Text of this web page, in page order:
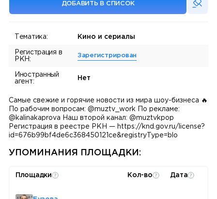
ДОБАВИТЬ В СПИСОК
Тематика: Кино и сериалы
Регистрация в
РКН:
Зарегистрирован
Иностранный
агент:
Нет
Самые свежие и горячие новости из мира шоу-бизнеса 🔥
По рабочим вопросам: @muztv_work По рекламе:
@kalinakaprova Наш второй канал: @muztvkpop
Регистрация в реестре РКН — https://knd.gov.ru/license?
id=676b99bf4de6c368450121ce&registryType=blo
УПОМИНАНИЯ ПЛОЩАДКИ:
Площадки Кол-во Дата